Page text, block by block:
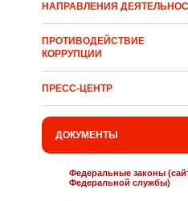
НАПРАВЛЕНИЯ
ПРОТИВОДЕЙСТВИЕ
КОРРУПЦИИ
ПРЕСС-ЦЕНТР
ДОКУМЕНТЫ
Федеральные законы
Федеральной службы)